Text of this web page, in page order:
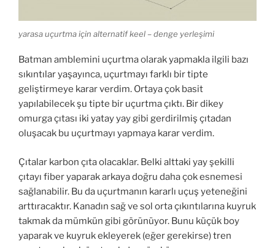
yarasa uçurtma için alternatif keel – denge yerleşimi
Batman amblemini uçurtma olarak yapmakla ilgili bazı
sıkıntılar yaşayınca, uçurtmayı farklı bir tipte
geliştirmeye karar verdim. Ortaya çok basit
yapılabilecek şu tipte bir uçurtma çıktı. Bir dikey
omurga çıtası iki yatay yay gibi gerdirilmiş çıtadan
oluşacak bu uçurtmayı yapmaya karar verdim.
Çıtalar karbon çıta olacaklar. Belki alttaki yay şekilli
çıtayı fiber yaparak arkaya doğru daha çok esnemesi
sağlanabilir. Bu da uçurtmanın kararlı uçuş yeteneğini
arttıracaktır. Kanadın sağ ve sol orta çıkıntılarına kuyruk
takmak da mümkün gibi görünüyor. Bunu küçük boy
yaparak ve kuyruk ekleyerek (eğer gerekirse) tren